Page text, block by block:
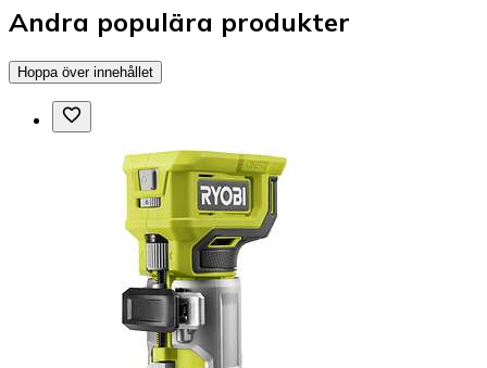
Andra populära produkter
Hoppa över innehållet